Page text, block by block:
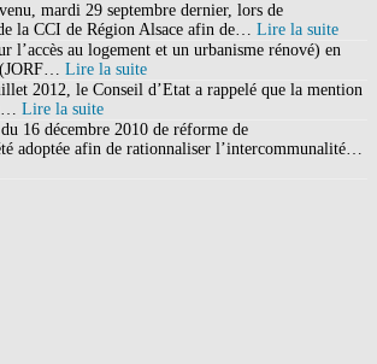
mardi 29 septembre dernier, lors de
la CCI de Région Alsace afin de… Lire la suite
au logement et un urbanisme rénové) en
(JORF… Lire la suite
2012, le Conseil d’Etat a rappelé que la mention
Lire la suite
16 décembre 2010 de réforme de
adoptée afin de rationnaliser l’intercommunalité…